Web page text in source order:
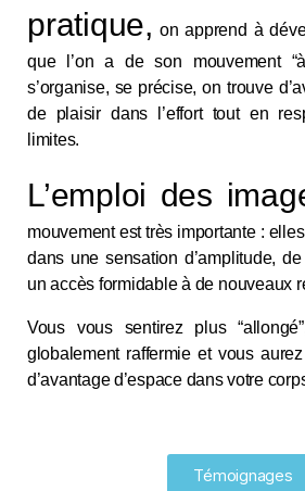
pratique, on apprend à
que l’on a de son mouvement “à
s’organise, se précise, on trouve
de plaisir dans l’effort tout en
limites.
L’emploi des
mouvement est très importante :
dans une sensation d’amplitude,
un accès formidable à de nouveaux
Vous vous sentirez plus
globalement raffermie et vous
d’avantage d’espace dans votre
Témoignages